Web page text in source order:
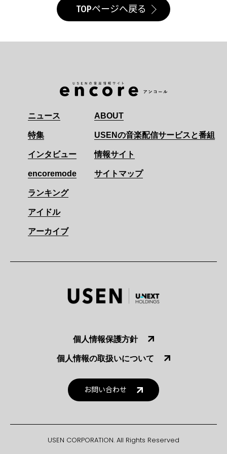
TOPページへ戻る
ニュース
特集
インタビュー
encoremode
ランキング
アイドル
アーカイブ
ABOUT
USENの音楽配信サービスと番組
情報サイト
サイトマップ
個人情報保護方針
個人情報の取扱いについて
お問い合わせ
USEN CORPORATION. All Rights Reserved